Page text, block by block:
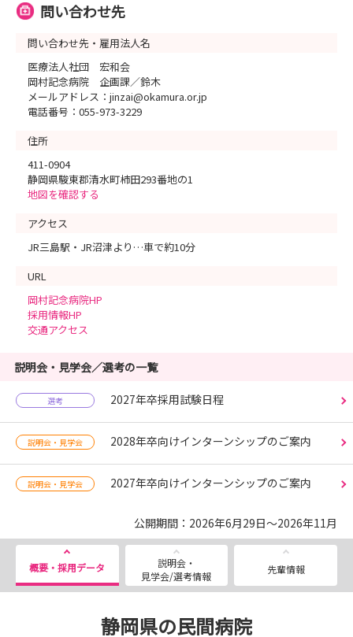
問い合わせ先
問い合わせ先・雇用法人名
医療法人社団 宏和会
岡村記念病院 企画課／鈴木
メールアドレス：jinzai@okamura.or.jp
電話番号：055-973-3229
住所
411-0904
静岡県駿東郡清水町柿田293番地の1
地図を確認する
アクセス
JR三島駅・JR沼津より…車で約10分
URL
岡村記念病院HP
採用情報HP
交通アクセス
説明会・見学会／選考の一覧
選考 2027年卒採用試験日程
説明会・見学会 2028年卒向けインターンシップのご案内
説明会・見学会 2027年卒向けインターンシップのご案内
公開期間：2026年6月29日～2026年11月
概要・採用データ
説明会・
見学会/選考情報
先輩情報
静岡県の民間病院